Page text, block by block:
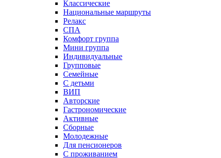
Классические
Национальные маршруты
Релакс
СПА
Комфорт группа
Мини группа
Индивидуальные
Групповые
Семейные
С детьми
ВИП
Авторские
Гастрономические
Активные
Сборные
Молодежные
Для пенсионеров
С проживанием